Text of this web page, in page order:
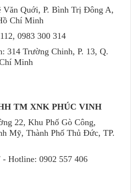
Văn Quới, P. Bình Trị Đông A,
Chí Minh
0983 300 314
314 Trường Chinh, P. 13, Q.
Minh
TM XNK PHÚC VINH
22, Khu Phố Gò Công,
Mỹ, Thành Phố Thủ Đức, TP.
- Hotline: 0902 557 406